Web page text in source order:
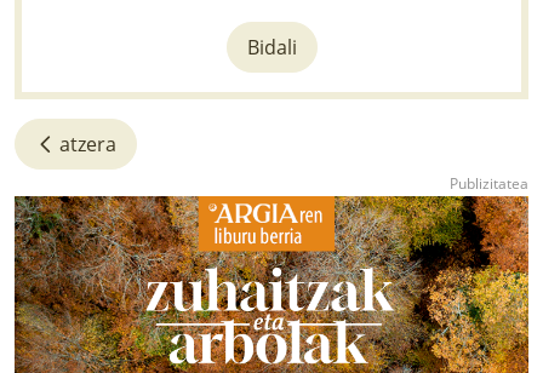
Bidali
atzera